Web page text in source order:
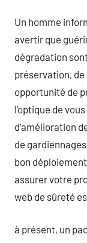
Un homme
avertir que
dégradation
préservation, de
opportunité de
l’optique de
d’amélioration
de
bon
assurer votre
web de sûreté
à présent, un